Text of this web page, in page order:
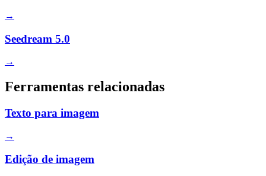
→
Seedream 5.0
→
Ferramentas relacionadas
Texto para imagem
→
Edição de imagem